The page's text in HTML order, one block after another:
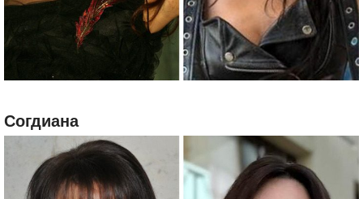
Согдиана